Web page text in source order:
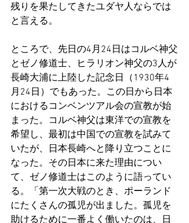
残りを果たしてきたユダヤ人ならでは
と言える。
ところで、先日の4月24日はコルベ神父
とゼノ修道士、ヒラリオン神父の3人が
長崎大浦に上陸した記念日（1930年4
月24日）でもあった。この日から日本
におけるコンベンツアル会の宣教が始
まった。コルベ神父は東洋での宣教を
希望し、最初は中国での宣教を試みて
いたが、日本長崎へと降り立つことに
なった。その日本に来た理由につい
て、ゼノ修道士はこのように語ってい
る。「第一次大戦のとき、ポーランド
にたくさんの孤児が出ました。孤児を
助けるために一番よく働いたのは、日